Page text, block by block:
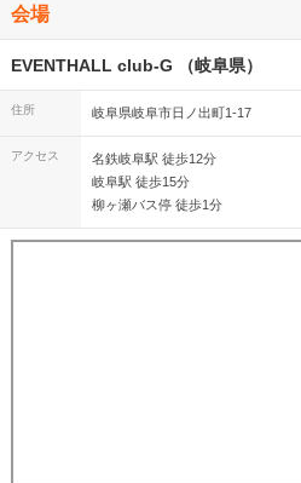
会場
EVENTHALL club-G （岐阜県）
住所 岐阜県岐阜市日ノ出町1-17
アクセス
名鉄岐阜駅 徒歩12分
岐阜駅 徒歩15分
柳ヶ瀬バス停 徒歩1分